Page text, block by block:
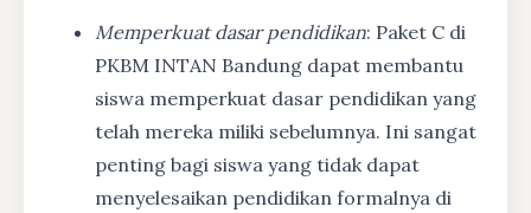
Memperkuat dasar pendidikan: Paket C di
PKBM INTAN Bandung dapat membantu
siswa memperkuat dasar pendidikan yang
telah mereka miliki sebelumnya. Ini sangat
penting bagi siswa yang tidak dapat
menyelesaikan pendidikan formalnya di